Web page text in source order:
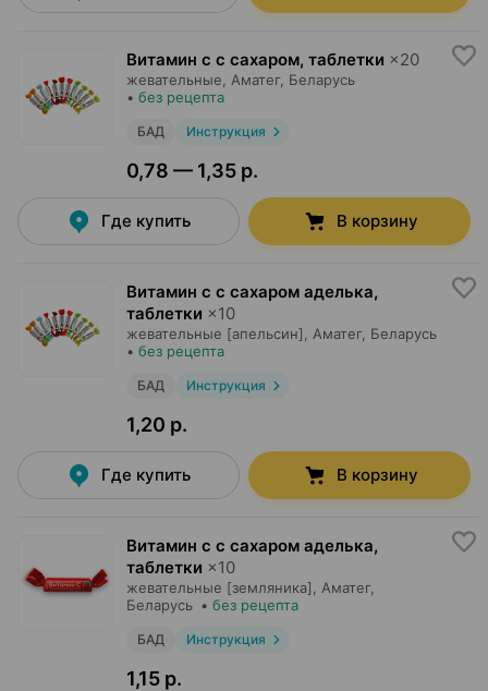
Витамин c с сахаром, таблетки ×20
жевательные, Аматег, Беларусь
• без рецепта
БАД Инструкция
0,78 — 1,35 р.
Где купить В корзину
Витамин c с сахаром аделька,
таблетки ×10
жевательные [апельсин], Аматег, Беларусь
• без рецепта
БАД Инструкция
1,20 р.
Где купить В корзину
Витамин c с сахаром аделька,
таблетки ×10
жевательные [земляника], Аматег,
Беларусь • без рецепта
БАД Инструкция
1,15 р.